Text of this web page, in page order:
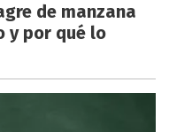
de manzana
y por qué lo